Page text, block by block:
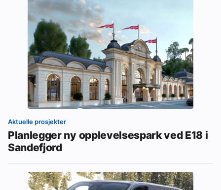
Aktuelle prosjekter
Planlegger ny opplevelsespark ved E18 i
Sandefjord